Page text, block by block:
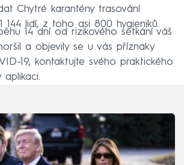
Chytré karantény trasování
144 lidí, z toho asi 800 hygieniků.
14 dní od rizikového setkání váš
a objevily se u vás příznaky
19, kontaktujte svého praktického
aplikaci.